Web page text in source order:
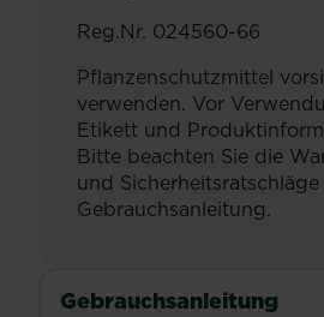
Reg.Nr. 024560-66
Pflanzenschutzmittel
verwenden. Vor
Etikett und
Bitte beachten Sie die
und
Gebrauchsanleitung.
Gebrauchsanleitung